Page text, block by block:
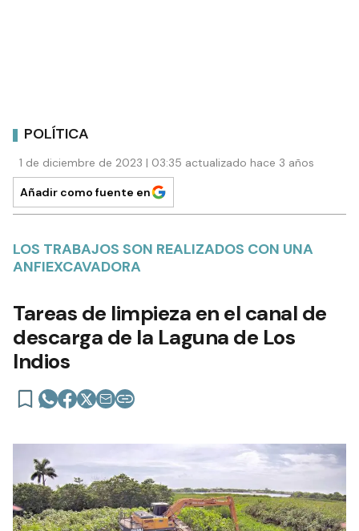
POLÍTICA
1 de diciembre de 2023 | 03:35 actualizado hace 3 años
Añadir como fuente en
LOS TRABAJOS SON REALIZADOS CON UNA
ANFIEXCAVADORA
Tareas de limpieza en el canal de
descarga de la Laguna de Los
Indios